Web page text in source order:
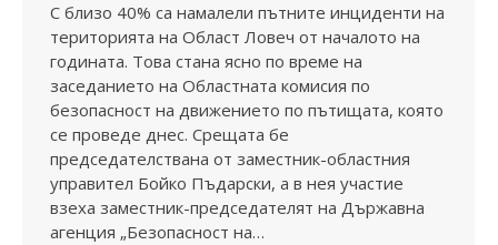
С близо 40% са намалели пътните инциденти на
територията на Област Ловеч от началото на
годината. Това стана ясно по време на
заседанието на Областната комисия по
безопасност на движението по пътищата, която
се проведе днес. Срещата бе
председателствана от заместник-областния
управител Бойко Пъдарски, а в нея участие
взеха заместник-председателят на Държавна
агенция „Безопасност на…